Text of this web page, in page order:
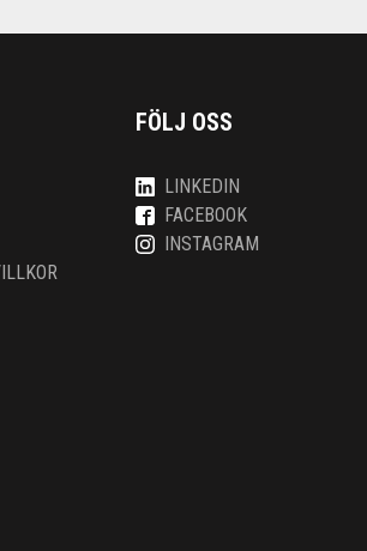
FÖLJ OSS
LINKEDIN
FACEBOOK
INSTAGRAM